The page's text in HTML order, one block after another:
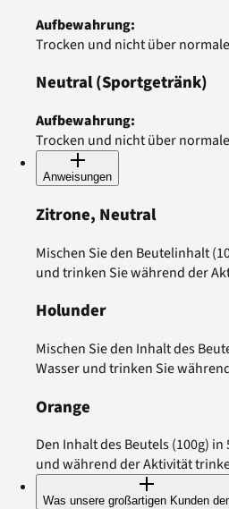
Aufbewahrung:
Trocken und nicht über
Neutral(Sportgetränk)
Aufbewahrung:
Trocken und nicht über
Anweisungen
Zitrone, Neutral
Mischen Sie den Beutelinhalt
und trinken Sie während der
Holunder
Mischen Sie den Inhalt des
Wasser und trinken Sie
Orange
Den Inhalt des Beutels (100g)
und während der Aktivität
Was unsere großartigen Kunden